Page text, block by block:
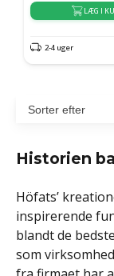
LÆG I
2-4 uger
Historien
Höfats’
inspirerende
blandt de
som